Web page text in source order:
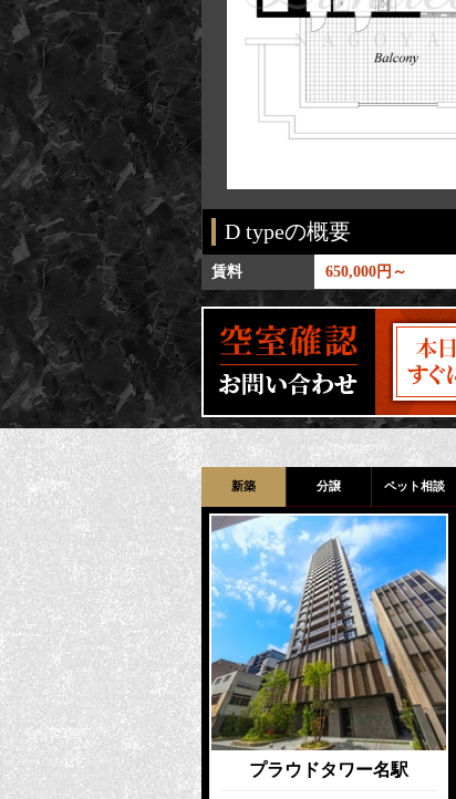
/ 63.86㎡
D typeの概要
賃料 650,000円～
新築 分譲 ペット相談
プラウドタワー名駅